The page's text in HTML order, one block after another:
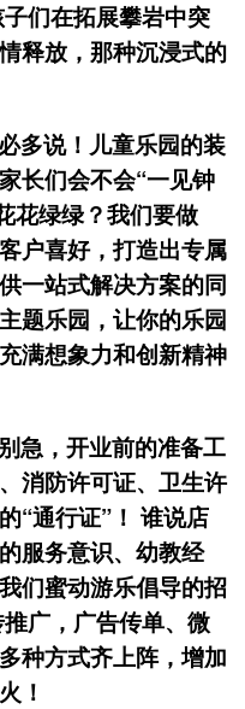
们在拓展攀岩中突
释放，那种沉浸式的
多说！儿童乐园的装
长们会不会“一见钟
花绿绿？我们要做
户喜好，打造出专属
一站式解决方案的同
题乐园，让你的乐园
满想象力和创新精神
急，开业前的准备工
消防许可证、卫生许
“通行证”！ 谁说店
服务意识、幼教经
们蜜动游乐倡导的招
广，广告传单、微
种方式齐上阵，增加
！